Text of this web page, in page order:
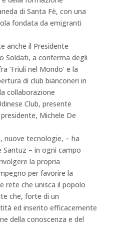
di Santa Fè, con una
fondata da emigranti
anche il Presidente
Soldati, a conferma degli
‘Friuli nel Mondo’ e la
di club bianconeri in
collaborazione
Club, presente
Michele De
nuove tecnologie, – ha
– in ogni campo
la propria
per favorire la
rete che unisca il popolo
che, forte di un
ed inserito efficacemente
della conoscenza e del